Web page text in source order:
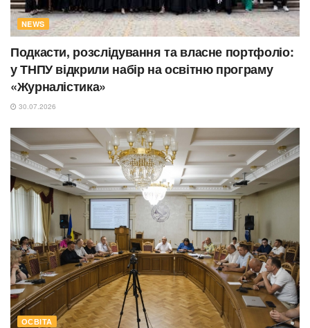
NEWS
Подкасти, розслідування та власне портфоліо:
у ТНПУ відкрили набір на освітню програму
«Журналістика»
30.07.2026
ОСВІТА